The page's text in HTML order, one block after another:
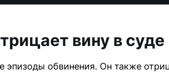
вину в суде
эпизоды обвинения. Он также